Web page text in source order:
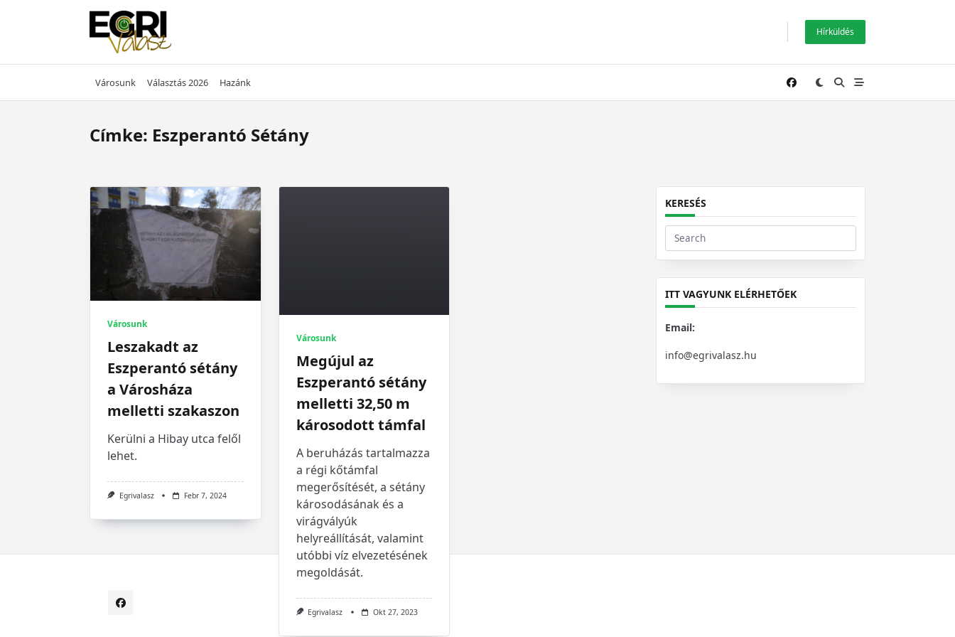
Hírküldés
Városunk Választás 2026 Hazánk
Címke: Eszperantó Sétány
Városunk
Leszakadt az
Eszperantó sétány
a Városháza
melletti szakaszon
Kerülni a Hibay utca felől
lehet.
Egrivalasz Febr 7, 2024
Városunk
Megújul az
Eszperantó sétány
melletti 32,50 m
károsodott támfal
A beruházás tartalmazza
a régi kőtámfal
megerősítését, a sétány
károsodásának és a
virágvályúk
helyreállítását, valamint
utóbbi víz elvezetésének
megoldását.
Egrivalasz Okt 27, 2023
KERESÉS
Search
for:
ITT VAGYUNK ELÉRHETŐEK
Email:
info@egrivalasz.hu